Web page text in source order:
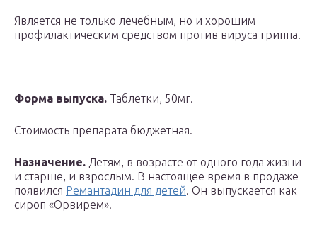
Является не только лечебным, но и хорошим
профилактическим средством против вируса гриппа.
Форма выпуска. Таблетки, 50мг.
Стоимость препарата бюджетная.
Назначение. Детям, в возрасте от одного года жизни
и старше, и взрослым. В настоящее время в продаже
появился Ремантадин для детей. Он выпускается как
сироп «Орвирем».